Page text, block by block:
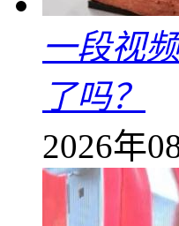
一段视
了吗？
2026年